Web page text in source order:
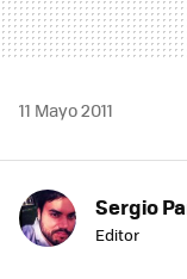
11 Mayo 2011
Sergio
Editor